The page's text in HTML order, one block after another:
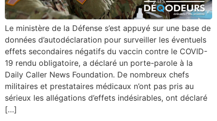
Le ministère de la Défense s’est appuyé sur une base de
données d’autodéclaration pour surveiller les éventuels
effets secondaires négatifs du vaccin contre le COVID-
19 rendu obligatoire, a déclaré un porte-parole à la
Daily Caller News Foundation. De nombreux chefs
militaires et prestataires médicaux n’ont pas pris au
sérieux les allégations d’effets indésirables, ont déclaré
[…]